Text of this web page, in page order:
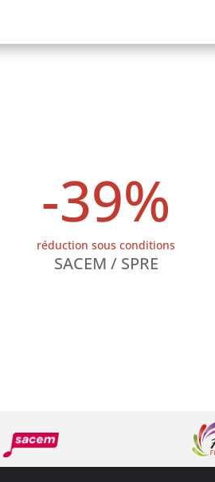
-39%
réduction sous conditions
SACEM / SPRE